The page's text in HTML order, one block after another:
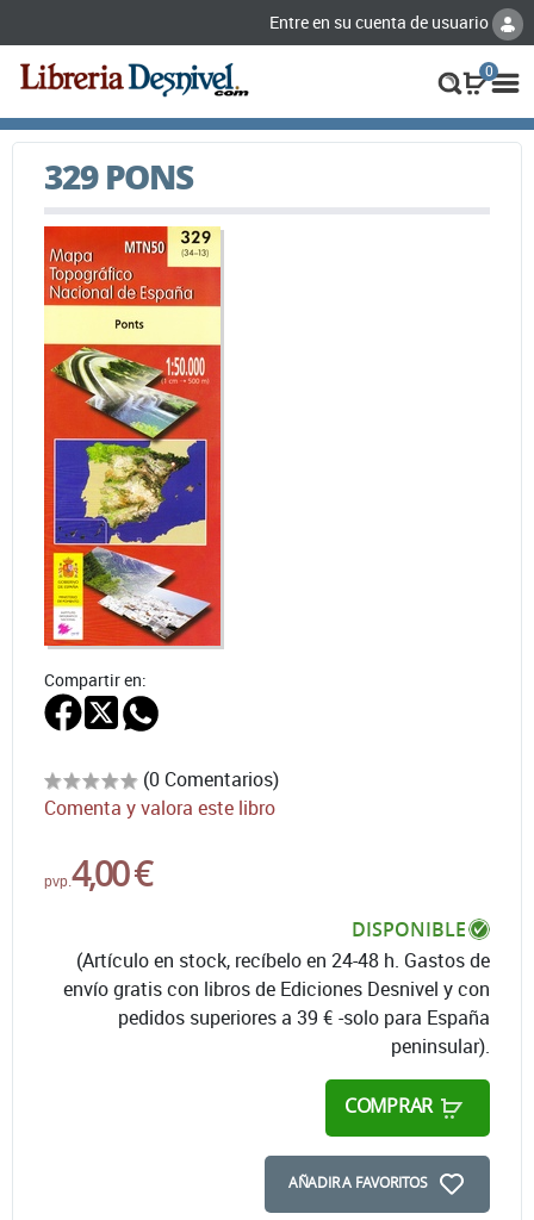
Entre en su cuenta de usuario
0
329 PONS
Compartir en:
(0 Comentarios)
Comenta y valora este libro
pvp. 4,00 €
DISPONIBLE
(Artículo en stock, recíbelo en 24-48 h. Gastos de
envío gratis con libros de Ediciones Desnivel y con
pedidos superiores a 39 € -solo para España
peninsular).
COMPRAR
AÑADIR A FAVORITOS